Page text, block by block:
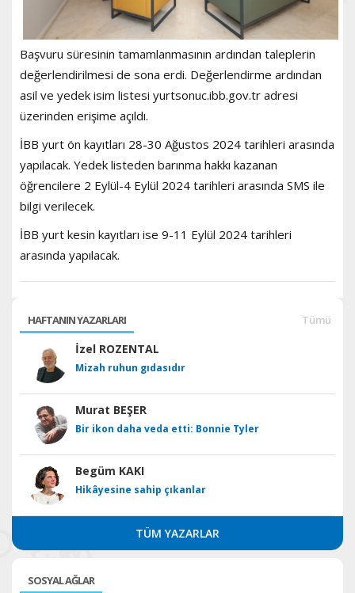
Başvuru süresinin tamamlanmasının ardından taleplerin
değerlendirilmesi de sona erdi. Değerlendirme ardından
asil ve yedek isim listesi yurtsonuc.ibb.gov.tr adresi
üzerinden erişime açıldı.
İBB yurt ön kayıtları 28-30 Ağustos 2024 tarihleri arasında
yapılacak. Yedek listeden barınma hakkı kazanan
öğrencilere 2 Eylül-4 Eylül 2024 tarihleri arasında SMS ile
bilgi verilecek.
İBB yurt kesin kayıtları ise 9-11 Eylül 2024 tarihleri
arasında yapılacak.
HAFTANIN YAZARLARI Tümü
İzel ROZENTAL
Mizah ruhun gıdasıdır
Murat BEŞER
Bir ikon daha veda etti: Bonnie Tyler
Begüm KAKI
Hikâyesine sahip çıkanlar
TÜM YAZARLAR
SOSYAL AĞLAR